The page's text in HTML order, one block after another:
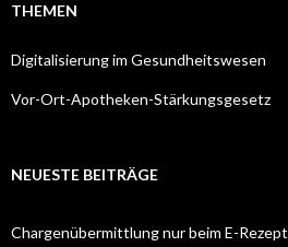
THEMEN
Digitalisierung im Gesundheitswesen
Vor-Ort-Apotheken-Stärkungsgesetz
NEUESTE BEITRÄGE
Chargenübermittlung nur beim E-Rezept